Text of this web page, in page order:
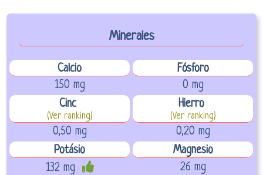
Minerales
Calcio
Fósforo
150 mg
0 mg
Cinc
(Ver ranking)
Hierro
(Ver ranking)
0,50 mg
0,20 mg
Potásio
Magnesio
132 mg
26 mg